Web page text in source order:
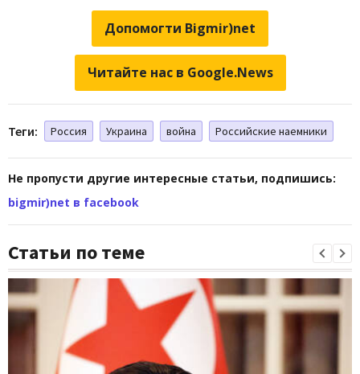
Допомогти Bigmir)net
Читайте нас в Google.News
Теги: Россия Украина война Российские наемники
Не пропусти другие интересные статьи, подпишись:
bigmir)net в facebook
Статьи по теме